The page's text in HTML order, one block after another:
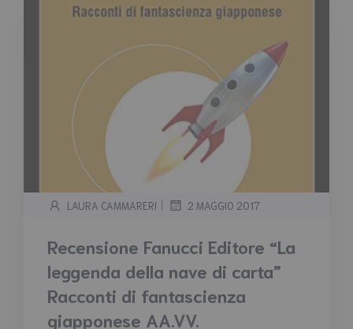
LAURA CAMMARERI | 2 MAGGIO 2017
Recensione Fanucci Editore “La
leggenda della nave di carta”
Racconti di fantascienza
giapponese AA.VV.